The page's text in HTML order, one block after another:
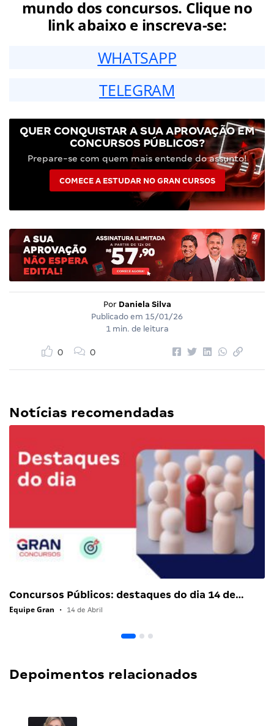
mundo dos concursos. Clique no
link abaixo e inscreva-se:
WHATSAPP
TELEGRAM
QUER CONQUISTAR A SUA APROVAÇÃO EM
CONCURSOS PÚBLICOS?
Prepare-se com quem mais entende do assunto!
COMECE A ESTUDAR NO GRAN CURSOS
Por Daniela Silva
Publicado em 15/01/26
1 min. de leitura
0 0
Notícias recomendadas
Concursos Públicos: destaques do dia 14 de…
Equipe Gran • 14 de Abril
Depoimentos relacionados